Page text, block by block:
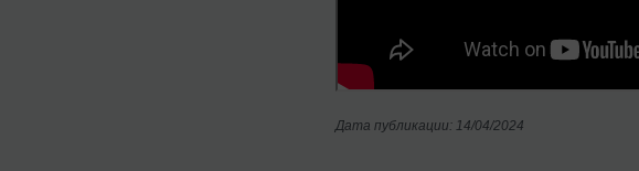
Дата публикации: 14/04/2024